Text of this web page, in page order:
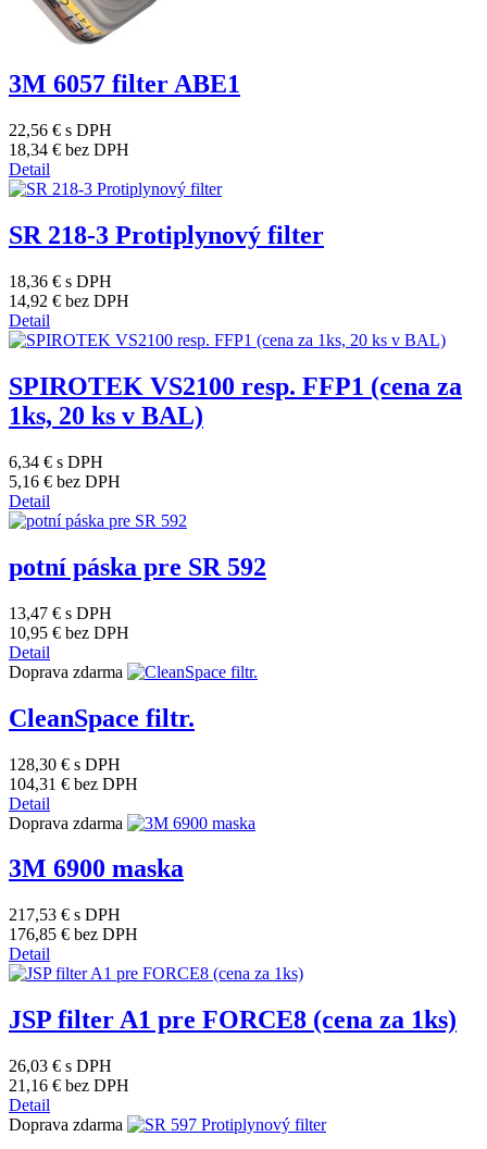
3M 6057 filter ABE1
22,56 € s DPH
18,34 € bez DPH
Detail
SR 218-3 Protiplynový filter
18,36 € s DPH
14,92 € bez DPH
Detail
SPIROTEK VS2100 resp. FFP1 (cena za
1ks, 20 ks v BAL)
6,34 € s DPH
5,16 € bez DPH
Detail
potní páska pre SR 592
13,47 € s DPH
10,95 € bez DPH
Detail
Doprava zdarma
CleanSpace filtr.
128,30 € s DPH
104,31 € bez DPH
Detail
Doprava zdarma
3M 6900 maska
217,53 € s DPH
176,85 € bez DPH
Detail
JSP filter A1 pre FORCE8 (cena za 1ks)
26,03 € s DPH
21,16 € bez DPH
Detail
Doprava zdarma